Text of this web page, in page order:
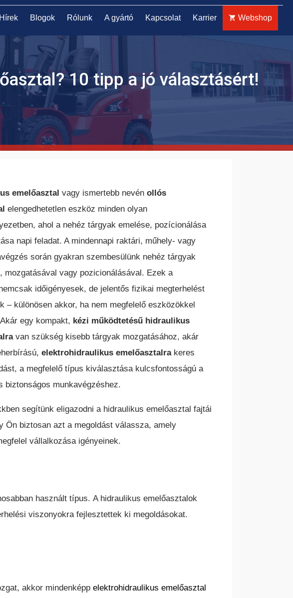
Hírek Blogok Rólunk A gyártó Kapcsolat Karrier Webshop
HOMLOKVILLÁS
TEREPES HOMLOKVILLÁS
10 tipp a jó választásért!
emelőasztal vagy ismertebb nevén ollós
elengedhetetlen eszköz minden olyan
ahol a nehéz tárgyak emelése, pozícionálása
napi feladat. A mindennapi raktári, műhely- vagy
során gyakran szembesülünk nehéz tárgyak
mozgatásával vagy pozicionálásával. Ezek a
időigényesek, de jelentős fizikai megterhelést
– különösen akkor, ha nem megfelelő eszközökkel
egy kompakt, kézi működtetésű hidraulikus
van szükség kisebb tárgyak mozgatásához, akár
elektrohidraulikus emelőasztalrakeres
a megfelelő típus kiválasztása kulcsfontosságú a
biztonságos munkavégzéshez.
segítünk eligazodni a hidraulikus emelőasztal fajtái
Ön biztosan azt a megoldást válassza, amely
vállalkozása igényeinek.
használt típus. A hidraulikus emelőasztalok
viszonyokra fejlesztettek ki megoldásokat.
akkor mindenképp elektrohidraulikus emelőasztal